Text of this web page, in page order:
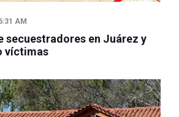
AM
secuestradores en Juárez y
víctimas